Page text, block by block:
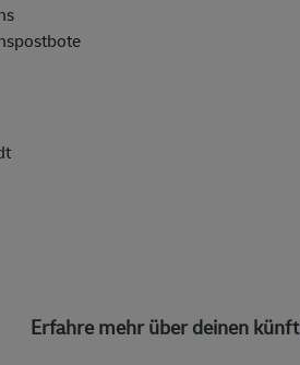
Erfahre mehr über deinen